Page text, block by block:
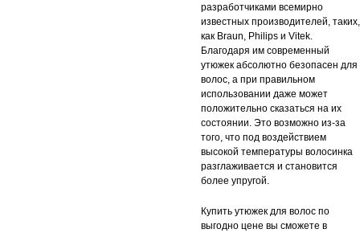
разработчиками всемирно
известных производителей, таких,
как Braun, Philips и Vitek.
Благодаря им современный
утюжек абсолютно безопасен для
волос, а при правильном
использовании даже может
положительно сказаться на их
состоянии. Это возможно из-за
того, что под воздействием
высокой температуры волосинка
разглаживается и становится
более упругой.
Купить утюжек для волос по
выгодно цене вы сможете в